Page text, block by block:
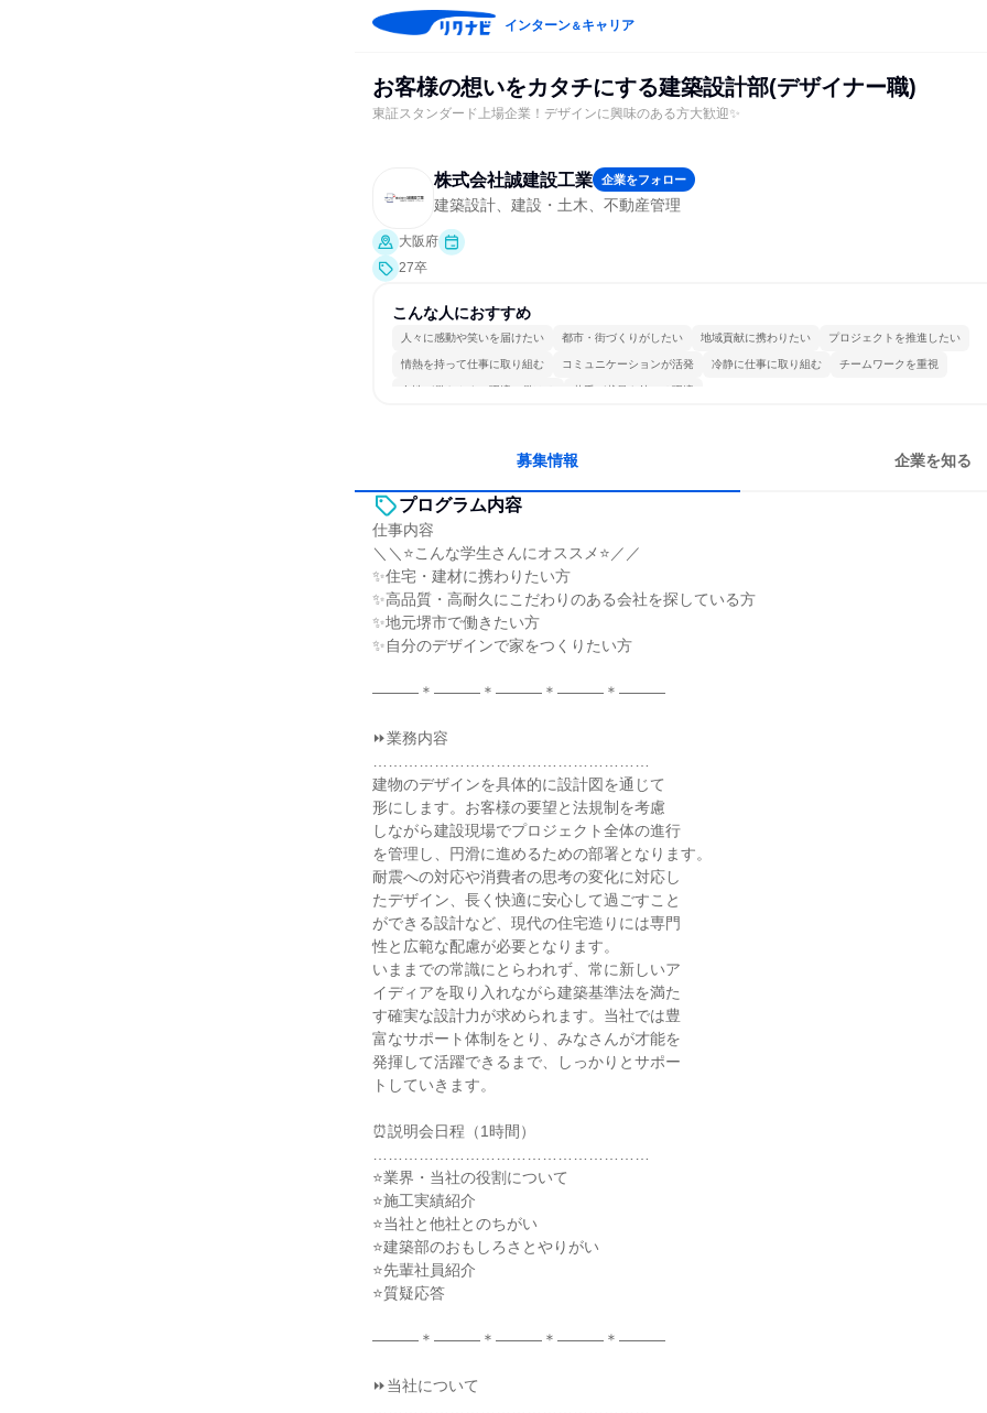
インターン＆キャリア
お客様の想いをカタチにする建築設計部(デザイナー職)
東証スタンダード上場企業！デザインに興味のある方大歓迎✨
株式会社誠建設工業 企業をフォロー
建築設計、建設・土木、不動産管理
大阪府
27卒
こんな人におすすめ
人々に感動や笑いを届けたい 都市・街づくりがしたい 地域貢献に携わりたい プロジェクトを推進したい
情熱を持って仕事に取り組む コミュニケーションが活発 冷静に仕事に取り組む チームワークを重視
女性が働きやすい環境で働ける 若手が裁量を持てる環境
募集情報 企業を知る
プログラム内容
仕事内容
＼＼⭐こんな学生さんにオススメ⭐／／
✨住宅・建材に携わりたい方
✨高品質・高耐久にこだわりのある会社を探している方
✨地元堺市で働きたい方
✨自分のデザインで家をつくりたい方
―――＊―――＊―――＊―――＊―――
⏩業務内容
建物のデザインを具体的に設計図を通じて
形にします。お客様の要望と法規制を考慮
しながら建設現場でプロジェクト全体の進行
を管理し、円滑に進めるための部署となります。
耐震への対応や消費者の思考の変化に対応し
たデザイン、長く快適に安心して過ごすこと
ができる設計など、現代の住宅造りには専門
性と広範な配慮が必要となります。
いままでの常識にとらわれず、常に新しいア
イディアを取り入れながら建築基準法を満た
す確実な設計力が求められます。当社では豊
富なサポート体制をとり、みなさんが才能を
発揮して活躍できるまで、しっかりとサポー
トしていきます。
⏰説明会日程（1時間）
⭐業界・当社の役割について
⭐施工実績紹介
⭐当社と他社とのちがい
⭐建築部のおもしろさとやりがい
⭐先輩社員紹介
⭐質疑応答
―――＊―――＊―――＊―――＊―――
⏩当社について